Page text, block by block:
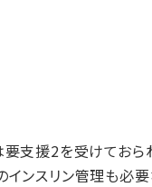
支援2を受けておら
ンスリン管理も必